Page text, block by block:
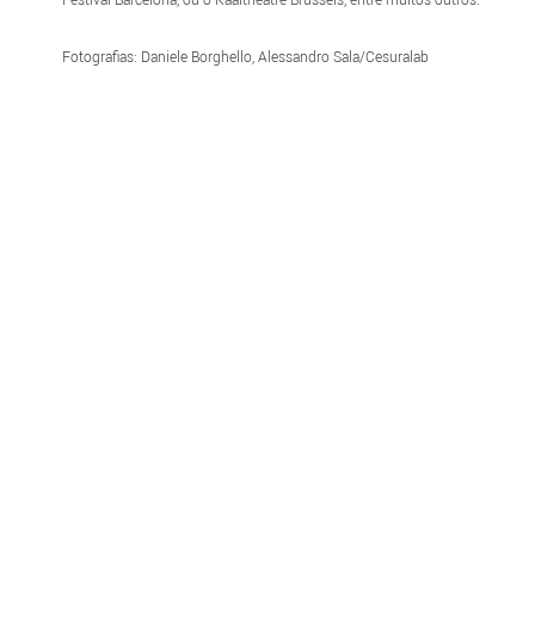
Fotografias: Daniele Borghello, Alessandro Sala/Cesuralab